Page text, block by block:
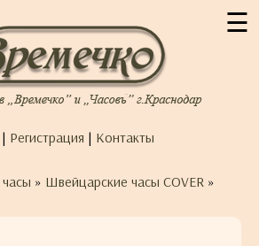
☰
| Регистрация | Контакты
» Швейцарские часы COVER »